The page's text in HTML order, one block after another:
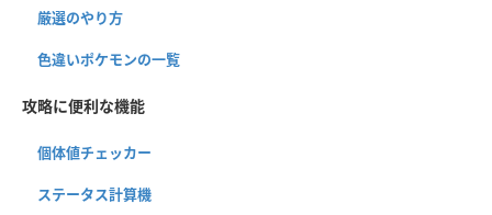
厳選のやり方
色違いポケモンの一覧
攻略に便利な機能
個体値チェッカー
ステータス計算機